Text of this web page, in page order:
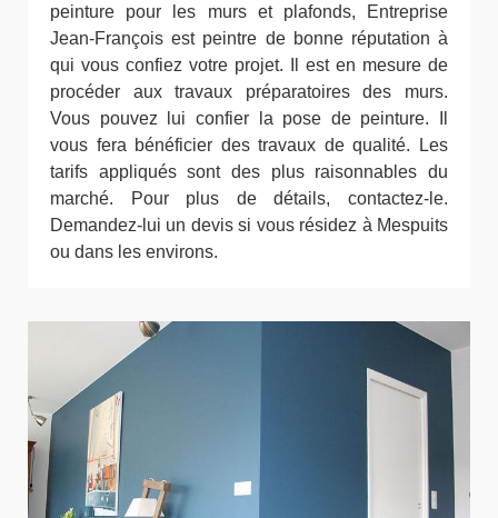
peinture pour les murs et plafonds, Entreprise
Jean-François est peintre de bonne réputation à
qui vous confiez votre projet. Il est en mesure de
procéder aux travaux préparatoires des murs.
Vous pouvez lui confier la pose de peinture. Il
vous fera bénéficier des travaux de qualité. Les
tarifs appliqués sont des plus raisonnables du
marché. Pour plus de détails, contactez-le.
Demandez-lui un devis si vous résidez à Mespuits
ou dans les environs.